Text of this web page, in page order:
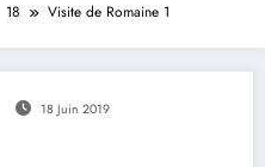
18 Visite de Romaine 1
18 Juin 2019